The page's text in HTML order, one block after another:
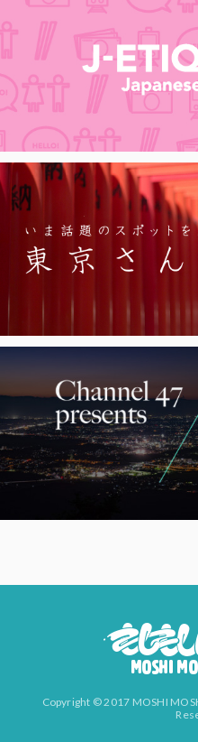
Copyright © 2017 MOSHI